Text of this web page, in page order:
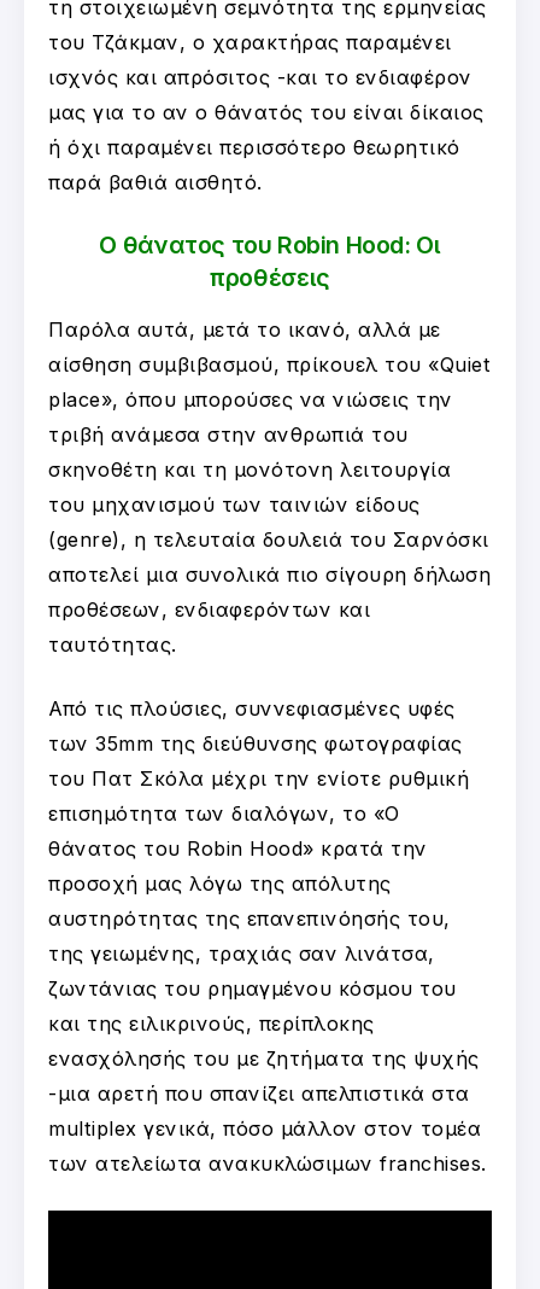
τη στοιχειωμένη σεμνότητα της ερμηνείας
του Τζάκμαν, ο χαρακτήρας παραμένει
ισχνός και απρόσιτος -και το ενδιαφέρον
μας για το αν ο θάνατός του είναι δίκαιος
ή όχι παραμένει περισσότερο θεωρητικό
παρά βαθιά αισθητό.
Ο θάνατος του Robin Hood: Οι
προθέσεις
Παρόλα αυτά, μετά το ικανό, αλλά με
αίσθηση συμβιβασμού, πρίκουελ του «Quiet
place», όπου μπορούσες να νιώσεις την
τριβή ανάμεσα στην ανθρωπιά του
σκηνοθέτη και τη μονότονη λειτουργία
του μηχανισμού των ταινιών είδους
(genre), η τελευταία δουλειά του Σαρνόσκι
αποτελεί μια συνολικά πιο σίγουρη δήλωση
προθέσεων, ενδιαφερόντων και
ταυτότητας.
Από τις πλούσιες, συννεφιασμένες υφές
των 35mm της διεύθυνσης φωτογραφίας
του Πατ Σκόλα μέχρι την ενίοτε ρυθμική
επισημότητα των διαλόγων, το «Ο
θάνατος του Robin Hood» κρατά την
προσοχή μας λόγω της απόλυτης
αυστηρότητας της επανεπινόησής του,
της γειωμένης, τραχιάς σαν λινάτσα,
ζωντάνιας του ρημαγμένου κόσμου του
και της ειλικρινούς, περίπλοκης
ενασχόλησής του με ζητήματα της ψυχής
-μια αρετή που σπανίζει απελπιστικά στα
multiplex γενικά, πόσο μάλλον στον τομέα
των ατελείωτα ανακυκλώσιμων franchises.